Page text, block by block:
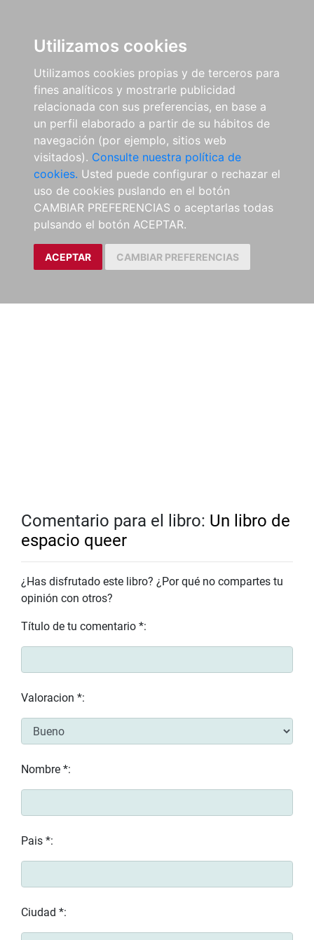
Utilizamos cookies
Utilizamos cookies propias y de terceros para
fines analíticos y mostrarle publicidad
relacionada con sus preferencias, en base a
un perfil elaborado a partir de su hábitos de
navegación (por ejemplo, sitios web
visitados). Consulte nuestra política de
cookies. Usted puede configurar o rechazar el
uso de cookies puslando en el botón
CAMBIAR PREFERENCIAS o aceptarlas todas
pulsando el botón ACEPTAR.
ACEPTAR CAMBIAR PREFERENCIAS
Comentario para el libro: Un libro de
espacio queer
¿Has disfrutado este libro? ¿Por qué no compartes tu
opinión con otros?
Título de tu comentario *:
Valoracion *:
Nombre *:
Pais *:
Ciudad *: